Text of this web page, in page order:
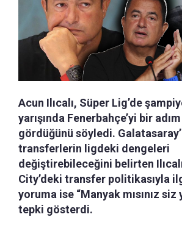
Acun Ilıcalı, Süper Lig’de
yarışında Fenerbahçe’yi bir
gördüğünü söyledi.
transferlerin ligdeki dengeleri
değiştirebileceğini belirten
City’deki transfer politikasıyla
yoruma ise “Manyak mısınız
tepki gösterdi.